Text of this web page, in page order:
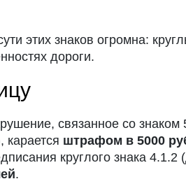
этих знаков огромна:
дороги.
связанное со
карается штрафом в 5000
круглого знака
.